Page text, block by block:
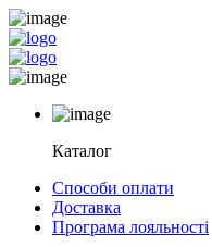
Каталог
Способи оплати
Доставка
Програма лояльності